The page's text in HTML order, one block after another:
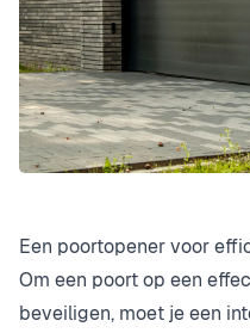
Een poortopener voor
Om een poort op een
beveiligen, moet je een